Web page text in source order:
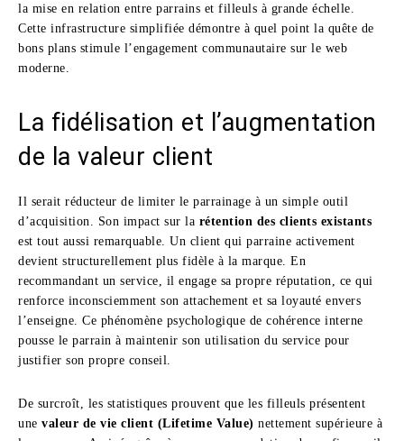
la mise en relation entre parrains et filleuls à grande échelle.
Cette infrastructure simplifiée démontre à quel point la quête de
bons plans stimule l’engagement communautaire sur le web
moderne.
La fidélisation et l’augmentation
de la valeur client
Il serait réducteur de limiter le parrainage à un simple outil
d’acquisition. Son impact sur la rétention des clients existants
est tout aussi remarquable. Un client qui parraine activement
devient structurellement plus fidèle à la marque. En
recommandant un service, il engage sa propre réputation, ce qui
renforce inconsciemment son attachement et sa loyauté envers
l’enseigne. Ce phénomène psychologique de cohérence interne
pousse le parrain à maintenir son utilisation du service pour
justifier son propre conseil.
De surcroît, les statistiques prouvent que les filleuls présentent
une valeur de vie client (Lifetime Value) nettement supérieure à